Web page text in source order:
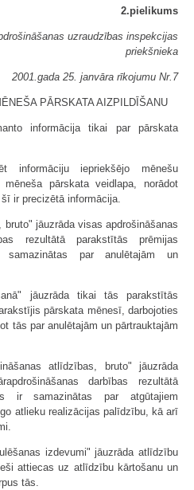
2.pielikums
uzraudzības inspekcijas
priekšnieka
2001.gada 25. janvāra rīkojumu Nr.7
PĀRSKATA AIZPILDĪŠANU
informācija tikai par pārskata
informāciju iepriekšējo mēnešu
pārskata veidlapa, norādot
ir precizētā informācija.
jāuzrāda visas apdrošināšanas
rezultātā parakstītās prēmijas
par anulētajām un
jāuzrāda tikai tās parakstītās
pārskata mēnesī, darbojoties
tās par anulētajām un pārtrauktajām
atlīdzības, bruto" jāuzrāda
darbības rezultātā
ir samazinātas par atgūtajiem
atlieku realizācijas palīdzību, kā arī
izdevumi" jāuzrāda atlīdzību
attiecas uz atlīdzību kārtošanu un
tās.